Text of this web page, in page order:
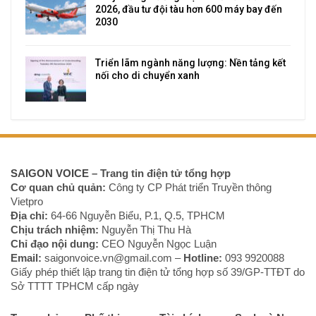
2026, đầu tư đội tàu hơn 600 máy bay đến
2030
Triển lãm ngành năng lượng: Nền tảng kết
nối cho di chuyển xanh
SAIGON VOICE – Trang tin điện tử tổng hợp
Cơ quan chủ quản: Công ty CP Phát triển Truyền thông
Vietpro
Địa chỉ: 64-66 Nguyễn Biểu, P.1, Q.5, TPHCM
Chịu trách nhiệm: Nguyễn Thị Thu Hà
Chỉ đạo nội dung: CEO Nguyễn Ngọc Luận
Email: saigonvoice.vn@gmail.com – Hotline: 093 9920088‬
Giấy phép thiết lập trang tin điện tử tổng hợp số 39/GP-TTĐT do
Sở TTTT TPHCM cấp ngày